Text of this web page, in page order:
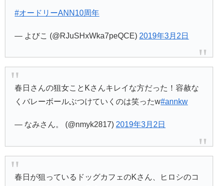
#オードリーANN10周年
— よびこ (@RJuSHxWka7peQCE) 2019年3月2日
春日さんの狙女ことKさんキレイな方だった！容赦な
くバレーボールぶつけていくのは笑ったw#annkw
— なみさん。 (@nmyk2817)2019年3月2日
春日が狙っているドッグカフェのKさん、ヒロシのコ